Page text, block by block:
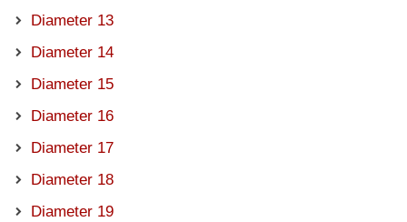
Diameter 13
Diameter 14
Diameter 15
Diameter 16
Diameter 17
Diameter 18
Diameter 19